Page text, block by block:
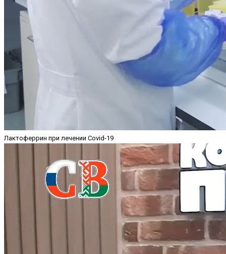
Лактоферрин при лечении Covid-19